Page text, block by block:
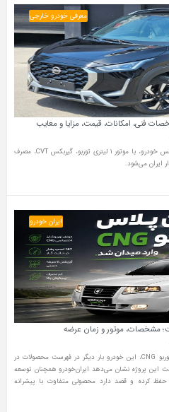
معرفی خودرو خارجی
نیسان مگنایت، کراس‌اوور اقتصادی جدید آمیتیس خودرو، با موتور ۱ لیتری توربو، گیربکس CVT، مصرف
ایران خودرو
پس از ماه‌ها سکوت درباره پروژه سورن پلاس توربو CNG، این خودرو بار دیگر در فهرست محصولات در
این پروژه نشان می‌دهد ایران‌خودرو همچنان توسعه
حفظ کرده و قصد دارد محصولی متفاوت با پیشرانه